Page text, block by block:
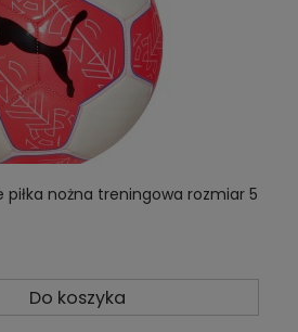
piłka nożna treningowa rozmiar 5
Do koszyka